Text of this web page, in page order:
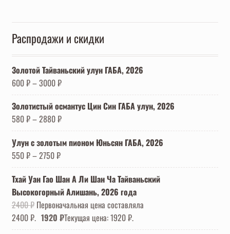
Распродажи и скидки
Золотой Тайваньский улун ГАБА, 2026
600₽–3000₽
Золотистый османтус Цин Син ГАБА улун, 2026
580₽–2880₽
Улун с золотым пионом Юньсян ГАБА, 2026
550₽–2750₽
Тхай Уан Гао Шан А Ли Шан Ча Тайваньский
Высокогорный Алишань, 2026 года
2400₽ Первоначальная цена составляла
2400 ₽. 1920 ₽Текущая цена: 1920 ₽.